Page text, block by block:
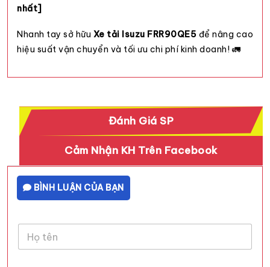
nhất]
Nhanh tay sở hữu Xe tải Isuzu FRR90QE5 để nâng cao
hiệu suất vận chuyển và tối ưu chi phí kinh doanh! 🚛
Đánh Giá SP
Cảm Nhận KH Trên Facebook
BÌNH LUẬN CỦA BẠN